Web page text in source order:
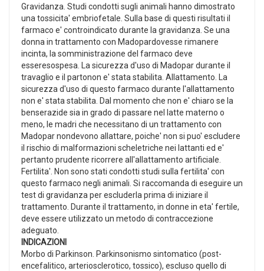
Gravidanza. Studi condotti sugli animali hanno dimostrato
una tossicita' embriofetale. Sulla base di questi risultati il
farmaco e' controindicato durante la gravidanza. Se una
donna in trattamento con Madopardovesse rimanere
incinta, la somministrazione del farmaco deve
esseresospesa. La sicurezza d'uso di Madopar durante il
travaglio e il partonon e' stata stabilita. Allattamento. La
sicurezza d'uso di questo farmaco durante l'allattamento
non e' stata stabilita. Dal momento che non e' chiaro se la
benserazide sia in grado di passare nel latte materno o
meno, le madri che necessitano di un trattamento con
Madopar nondevono allattare, poiche' non si puo' escludere
il rischio di malformazioni scheletriche nei lattanti ed e'
pertanto prudente ricorrere all'allattamento artificiale.
Fertilita'. Non sono stati condotti studi sulla fertilita' con
questo farmaco negli animali. Si raccomanda di eseguire un
test di gravidanza per escluderla prima di iniziare il
trattamento. Durante il trattamento, in donne in eta' fertile,
deve essere utilizzato un metodo di contraccezione
adeguato.
INDICAZIONI
Morbo di Parkinson. Parkinsonismo sintomatico (post-
encefalitico, arteriosclerotico, tossico), escluso quello di